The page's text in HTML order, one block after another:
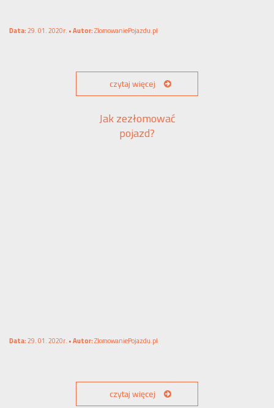
Data:29. 01. 2020r. •Autor:ZlomowaniePojazdu.pl
czytaj więcej
Jak zezłomować
pojazd?
Data:29. 01. 2020r. •Autor:ZlomowaniePojazdu.pl
czytaj więcej